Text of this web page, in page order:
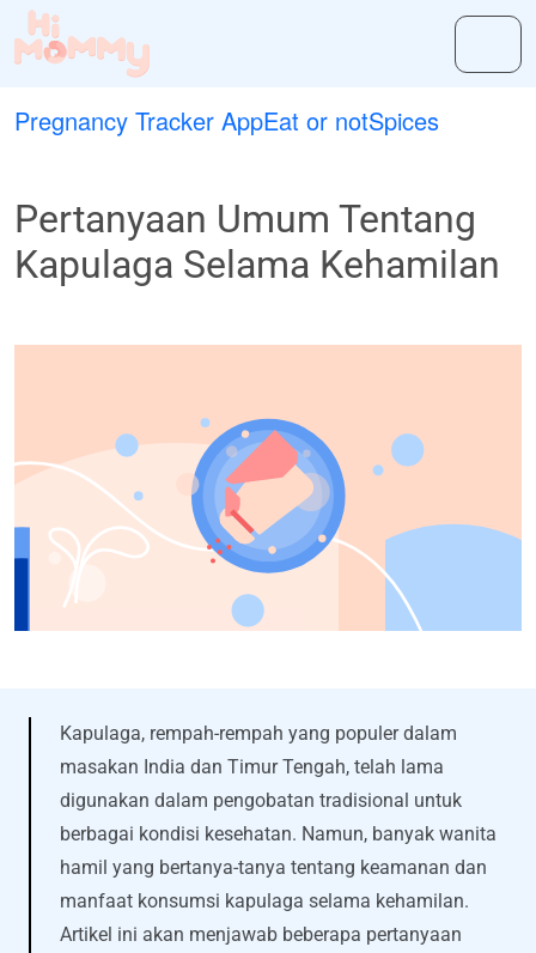
Pregnancy Tracker AppEat or notSpices
Pertanyaan Umum Tentang
Kapulaga Selama Kehamilan
Kapulaga, rempah-rempah yang populer dalam
masakan India dan Timur Tengah, telah lama
digunakan dalam pengobatan tradisional untuk
berbagai kondisi kesehatan. Namun, banyak wanita
hamil yang bertanya-tanya tentang keamanan dan
manfaat konsumsi kapulaga selama kehamilan.
Artikel ini akan menjawab beberapa pertanyaan